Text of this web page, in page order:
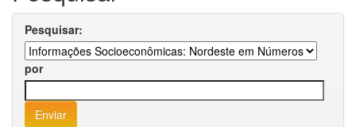
Pesquisar:
por